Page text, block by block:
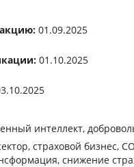
01.09.2025
01.10.2025
интеллект,
страховой бизнес,
снижение